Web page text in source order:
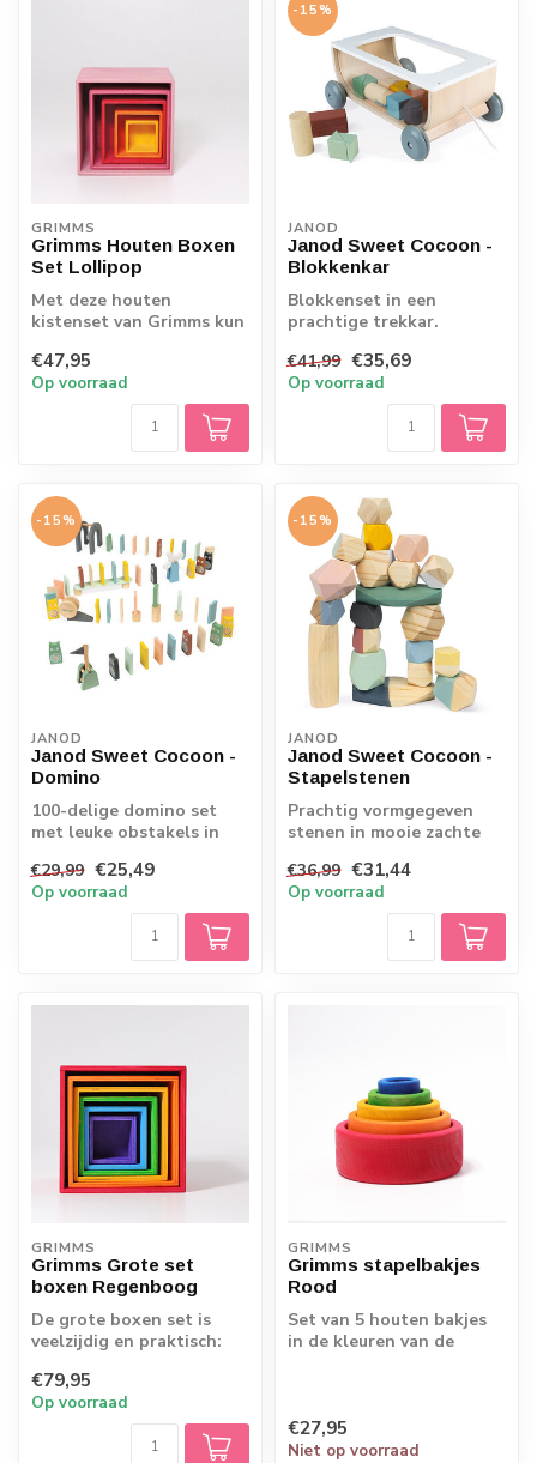
GRIMMS
Grimms Houten Boxen
Set Lollipop
Met deze houten
kistenset van Grimms kun
boxset in roze-ro...
€47,95
Op voorraad
-15%
JANOD
Janod Sweet Cocoon -
Blokkenkar
Blokkenset in een
prachtige trekkar.
€41,99 €35,69
Op voorraad
-15%
JANOD
Janod Sweet Cocoon -
Domino
100-delige domino set
met leuke obstakels in
€29,99 €25,49
Op voorraad
-15%
JANOD
Janod Sweet Cocoon -
Stapelstenen
Prachtig vormgegeven
stenen in mooie zachte
€36,99 €31,44
Op voorraad
GRIMMS
Grimms Grote set
boxen Regenboog
De grote boxen set is
veelzijdig en praktisch:
om te s...
€79,95
Op voorraad
GRIMMS
Grimms stapelbakjes
Rood
Set van 5 houten bakjes
in de kleuren van de
€27,95
Niet op voorraad